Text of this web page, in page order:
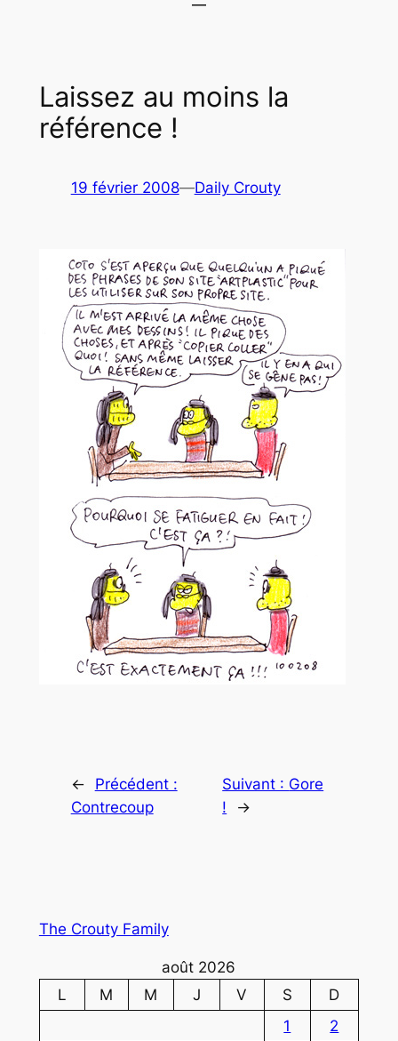
Laissez au moins la
référence !
19 février 2008—Daily Crouty
←
Précédent :
Contrecoup
Suivant : Gore
!
→
The Crouty Family
août 2026
L
M M J V S
D
1
2